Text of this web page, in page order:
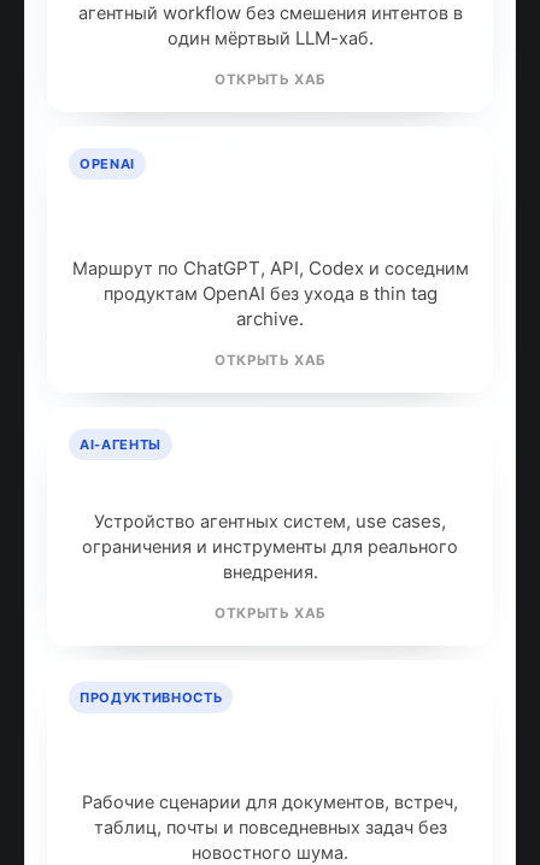
агентный workflow без смешения интентов в
один мёртвый LLM-хаб.
ОТКРЫТЬ ХАБ
OPENAI
Маршрут по ChatGPT, API, Codex и соседним
продуктам OpenAI без ухода в thin tag
archive.
ОТКРЫТЬ ХАБ
AI-АГЕНТЫ
Устройство агентных систем, use cases,
ограничения и инструменты для реального
внедрения.
ОТКРЫТЬ ХАБ
ПРОДУКТИВНОСТЬ
Рабочие сценарии для документов, встреч,
таблиц, почты и повседневных задач без
новостного шума.